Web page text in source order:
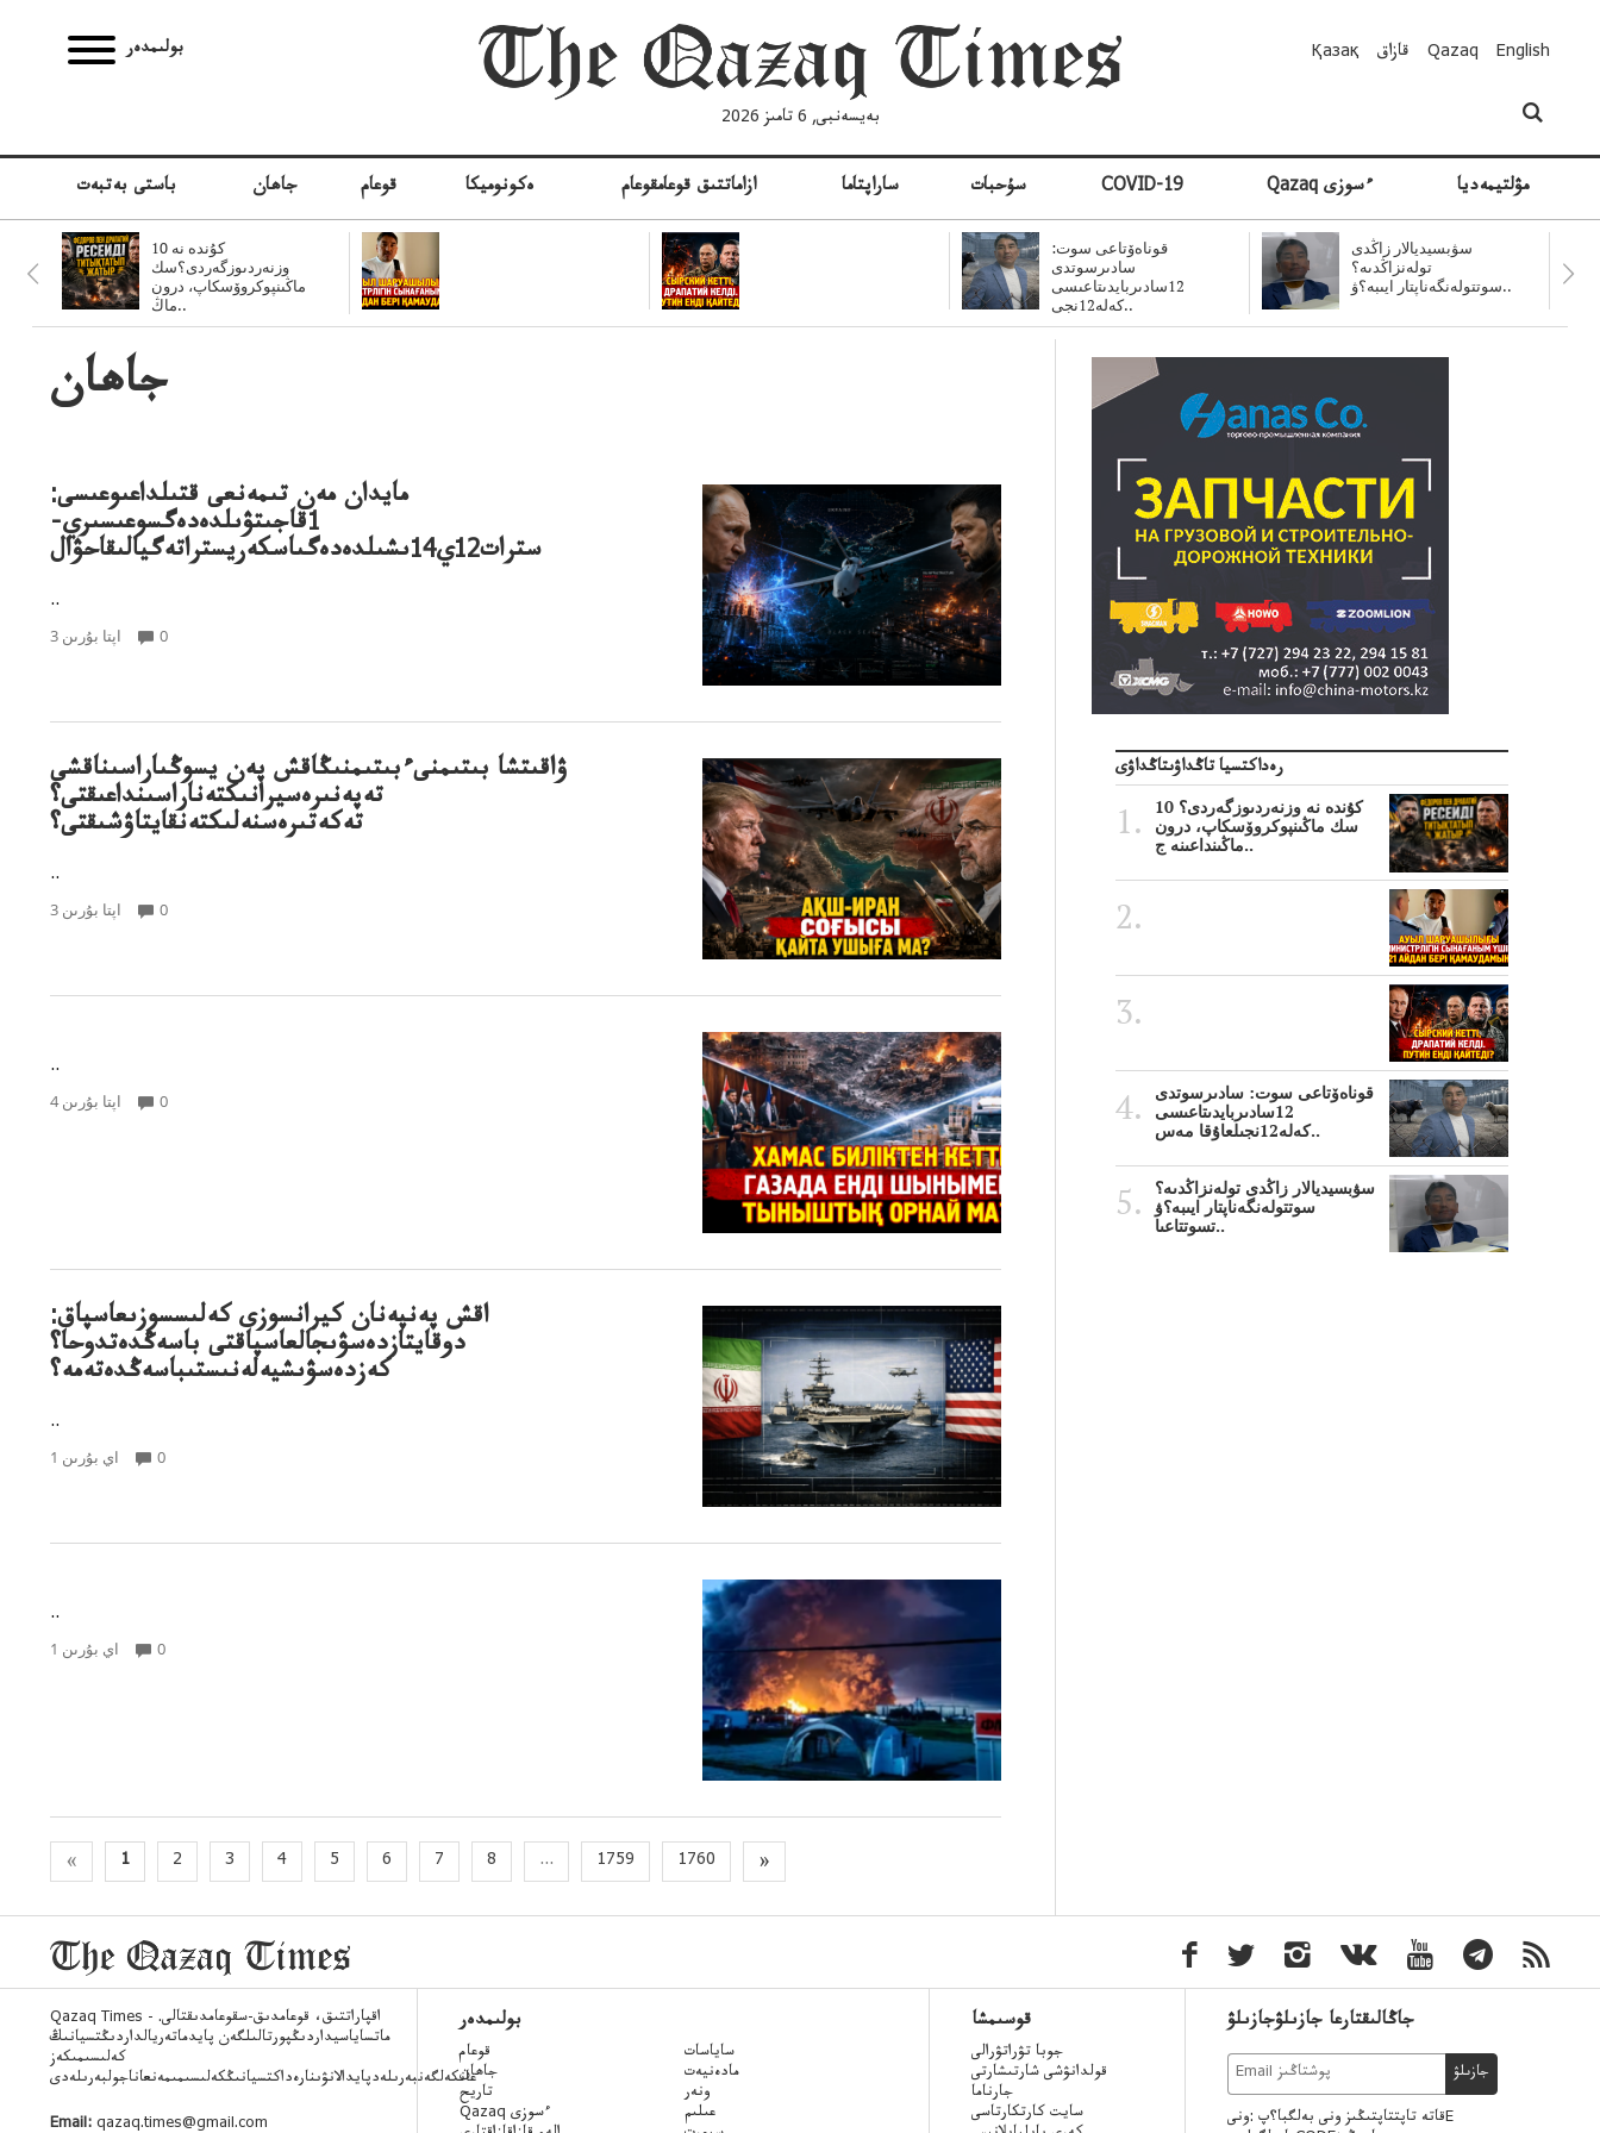
بولىمدەر
بەيسەنبى, 6 تامىز 2026
Қазақ قازاق Qazaq English
باستى بەتبەت جاھان قوعام ەكونوميكا ازاماتتىق قوعامقوعام ساراپتاما سۇحبات COVID-19 Qazaq ءسوزى مۋلتيمەديا
10 كۇندە نە
وزنەردىوزگەردى؟سك
ماڭىنپوكروۆسكاپ، درون
ماڭ..
قوناەۆتاعى سوت:
سادىرسوتدى
12سادىربايدىتاعىسى
كەلە12نجى..
سۋبسيديالار زاڭدى
تولەنزاڭدىە؟
سوتتولەنگەناپتار ايىبە؟ۋ..
جاھان
مايدان مەن تىمەنعى قتىلداعىوعىسى:
1قاجىتۋىلدەدەگسوعىسىري-
سترات12ي14ىشىلدەدەگىاسكەريستراتەگيالىقاحۋال
..
3 اپتا بۇرىن 0
ۋاقىتشا بىتىمنىءبىتىمنىڭاقش پەن يسوڭىاراسىناقشى
تەپەنىرەسيرانىكتەناراسىنداعىقتى؟
تەكەتىرەسنەلىكتەنقايتاۋشىقتى؟
..
3 اپتا بۇرىن 0
..
4 اپتا بۇرىن 0
اقش پەنپەنان كيرانسوزى كەلىسسوزىعاسپاق:
دوقايتازدەسۋىجالعاسپاقتى باسەڭدەتدوحا؟
كەزدەسۋىشيەلەنىستىباسەڭدەتەمە؟
..
1 اي بۇرىن 0
..
1 اي بۇرىن 0
« 1 2 3 4 5 6 7 8 ... 1759 1760 »
رەداكتسيا تاڭداۋىتاڭداۋى
10 كۇندە نە وزنەردىوزگەردى؟
سك ماڭىنپوكروۆسكاپ، درون
ماڭىنداعىنە ج..
قوناەۆتاعى سوت: سادىرسوتدى
12سادىربايدىتاعىسى
كەلە12نجىلعاۇقا مەس..
سۋبسيديالار زاڭدى تولەنزاڭدىە؟
سوتتولەنگەناپتار ايىبە؟ۋ
تسوتتاعىا..
Qazaq Times - اقپاراتتىق، قوعامدىق-سقوعامدىقتالى.
ماتساياسيداردىڭپورتالىلگەن پايدماتەريالداردىڭتسيانىڭ
كەلىسىمىكەز
عانكەلگەنبەرىلەدپايدالانۋىنارەداكتسيانىڭكەلىسىمىمەنعاناجولبەرىلەدى
Email: qazaq.times@gmail.com
بولىمدەر
قوعام
جاھان
تاريح
Qazaq ءسوزى
ساياسات
مادەنيەت
ونەر
عىلىم
قوسىمشا
جوبا تۋراتۋرالى
قولدانۋشى شارتىشارتى
جارناما
سايت كارتكارتاسى
جاڭالىقتارعا جازىلۋجازىلۋ
جازىلۋ
قاتە تاپتتاپتىڭىز ونى بەلگبا؟پ :ونىE